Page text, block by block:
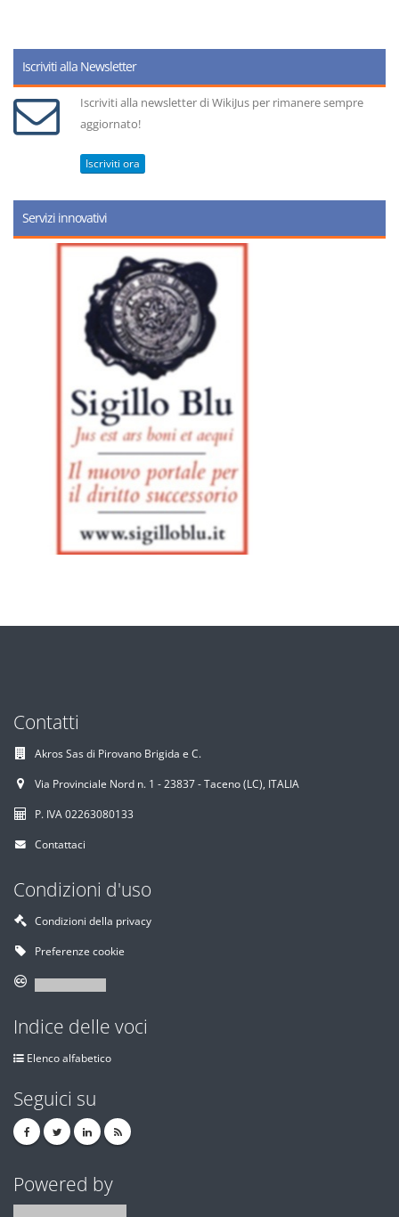
Iscriviti alla Newsletter
Iscriviti alla newsletter di WikiJus per rimanere sempre
aggiornato!
Iscriviti ora
Servizi innovativi
Contatti
Akros Sas di Pirovano Brigida e C.
Via Provinciale Nord n. 1 - 23837 - Taceno (LC), ITALIA
P. IVA 02263080133
Contattaci
Condizioni d'uso
Condizioni della privacy
Preferenze cookie
Indice delle voci
Elenco alfabetico
Seguici su
Powered by